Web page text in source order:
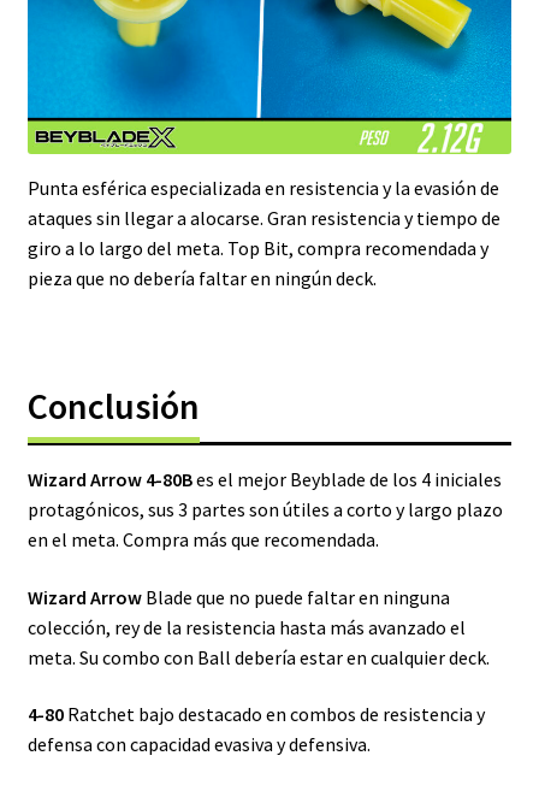
Punta esférica especializada en resistencia y la evasión de
ataques sin llegar a alocarse. Gran resistencia y tiempo de
giro a lo largo del meta. Top Bit, compra recomendada y
pieza que no debería faltar en ningún deck.
Conclusión
Wizard Arrow 4-80Bes el mejor Beyblade de los 4 iniciales
protagónicos, sus 3 partes son útiles a corto y largo plazo
en el meta. Compra más que recomendada.
Wizard ArrowBlade que no puede faltar en ninguna
colección, rey de la resistencia hasta más avanzado el
meta. Su combo con Ball debería estar en cualquier deck.
4-80Ratchet bajo destacado en combos de resistencia y
defensa con capacidad evasiva y defensiva.